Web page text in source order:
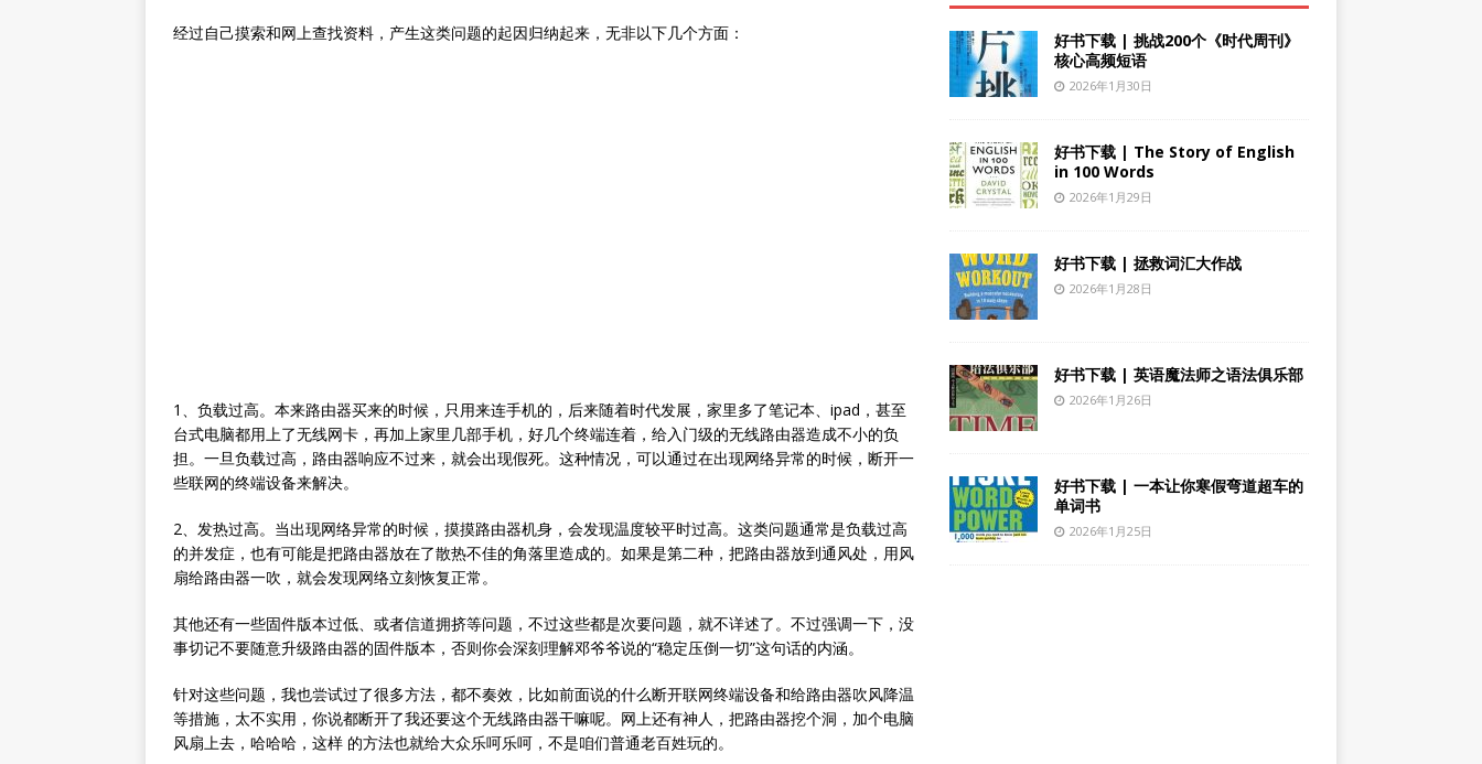
经过自己摸索和网上查找资料，产生这类问题的起因归纳起来，无非以下几个方面：
1、负载过高。本来路由器买来的时候，只用来连手机的，后来随着时代发展，家里多了笔记本、ipad，甚至
台式电脑都用上了无线网卡，再加上家里几部手机，好几个终端连着，给入门级的无线路由器造成不小的负
担。一旦负载过高，路由器响应不过来，就会出现假死。这种情况，可以通过在出现网络异常的时候，断开一
些联网的终端设备来解决。
2、发热过高。当出现网络异常的时候，摸摸路由器机身，会发现温度较平时过高。这类问题通常是负载过高
的并发症，也有可能是把路由器放在了散热不佳的角落里造成的。如果是第二种，把路由器放到通风处，用风
扇给路由器一吹，就会发现网络立刻恢复正常。
其他还有一些固件版本过低、或者信道拥挤等问题，不过这些都是次要问题，就不详述了。不过强调一下，没
事切记不要随意升级路由器的固件版本，否则你会深刻理解邓爷爷说的“稳定压倒一切”这句话的内涵。
针对这些问题，我也尝试过了很多方法，都不奏效，比如前面说的什么断开联网终端设备和给路由器吹风降温
等措施，太不实用，你说都断开了我还要这个无线路由器干嘛呢。网上还有神人，把路由器挖个洞，加个电脑
风扇上去，哈哈哈，这样 的方法也就给大众乐呵乐呵，不是咱们普通老百姓玩的。
好书下载 | 挑战200个《时代周刊》
核心高频短语
2026年1月30日
好书下载 | The Story of English
in 100 Words
2026年1月29日
好书下载 | 拯救词汇大作战
2026年1月28日
好书下载 | 英语魔法师之语法俱乐部
2026年1月26日
好书下载 | 一本让你寒假弯道超车的
单词书
2026年1月25日